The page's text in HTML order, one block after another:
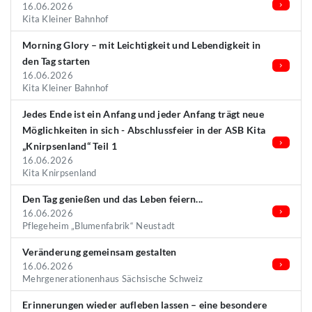
16.06.2026
Kita Kleiner Bahnhof
Morning Glory – mit Leichtigkeit und Lebendigkeit in
den Tag starten
16.06.2026
Kita Kleiner Bahnhof
Jedes Ende ist ein Anfang und jeder Anfang trägt neue
Möglichkeiten in sich - Abschlussfeier in der ASB Kita
„Knirpsenland“ Teil 1
16.06.2026
Kita Knirpsenland
Den Tag genießen und das Leben feiern...
16.06.2026
Pflegeheim „Blumenfabrik“ Neustadt
Veränderung gemeinsam gestalten
16.06.2026
Mehrgenerationenhaus Sächsische Schweiz
Erinnerungen wieder aufleben lassen – eine besondere